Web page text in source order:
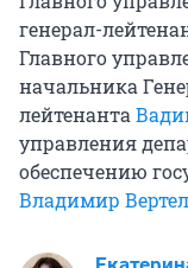
генерал-
Главного
начальника
лейтенанта
управления
обеспечению
Владимир